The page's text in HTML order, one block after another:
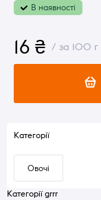
В наявності
16 ₴ / за 100 г
Категорії
Овочі
Категорії grrr